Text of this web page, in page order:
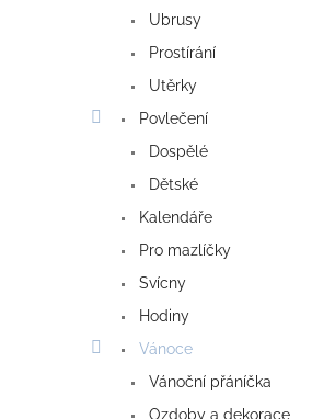
Ubrusy
Prostírání
Utěrky
Povlečení
Dospělé
Dětské
Kalendáře
Pro mazlíčky
Svícny
Hodiny
Vánoce
Vánoční přáníčka
Ozdoby a dekorace